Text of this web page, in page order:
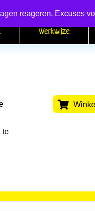
reageren. Excuses
Werkwijze
te